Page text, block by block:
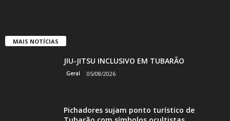
MAIS NOTÍCIAS
JIU-JITSU INCLUSIVO EM TUBARÃO
Geral 05/08/2026
Pichadores sujam ponto turístico de